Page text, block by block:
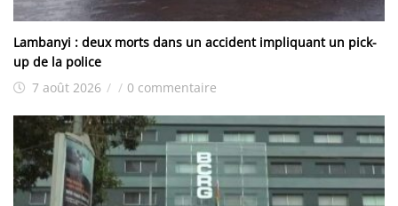
Lambanyi : deux morts dans un accident impliquant un pick-
up de la police
7 août 2026 / / 0 commentaire